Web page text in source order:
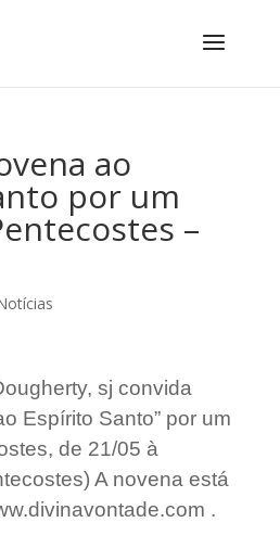
ao
por um
–
sj convida
Espírito Santo” por um
de 21/05 à
A novena está
.